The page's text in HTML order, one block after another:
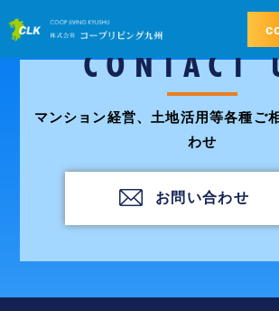
CONTACT
マンション経営、土地活用等各種ご
わせ
お問い合わせ